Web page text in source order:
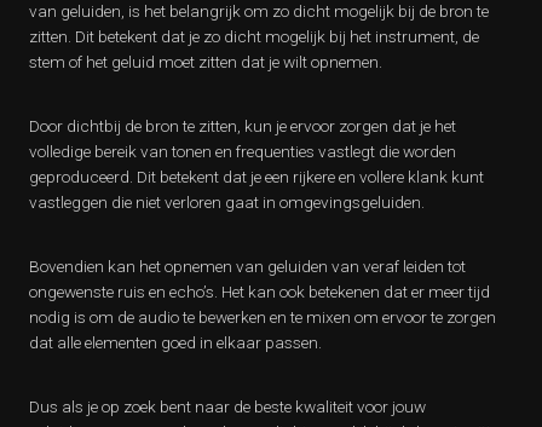
van geluiden, is het belangrijk om zo dicht mogelijk bij de bron te
zitten. Dit betekent dat je zo dicht mogelijk bij het instrument, de
stem of het geluid moet zitten dat je wilt opnemen.
Door dichtbij de bron te zitten, kun je ervoor zorgen dat je het
volledige bereik van tonen en frequenties vastlegt die worden
geproduceerd. Dit betekent dat je een rijkere en vollere klank kunt
vastleggen die niet verloren gaat in omgevingsgeluiden.
Bovendien kan het opnemen van geluiden van veraf leiden tot
ongewenste ruis en echo’s. Het kan ook betekenen dat er meer tijd
nodig is om de audio te bewerken en te mixen om ervoor te zorgen
dat alle elementen goed in elkaar passen.
Dus als je op zoek bent naar de beste kwaliteit voor jouw